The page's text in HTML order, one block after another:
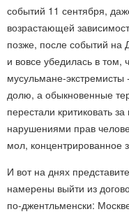
событий 11 сентября,
возрастающей
позже, после событий на
и вовсе убедилась в
мусульмане-
долю, а обыкновенные
перестали критиковать
нарушениями прав
мол, концентрированное
И вот на днях
намерены выйти из
по-джентльменски: